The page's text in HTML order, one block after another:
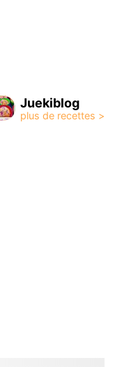
Juekiblog